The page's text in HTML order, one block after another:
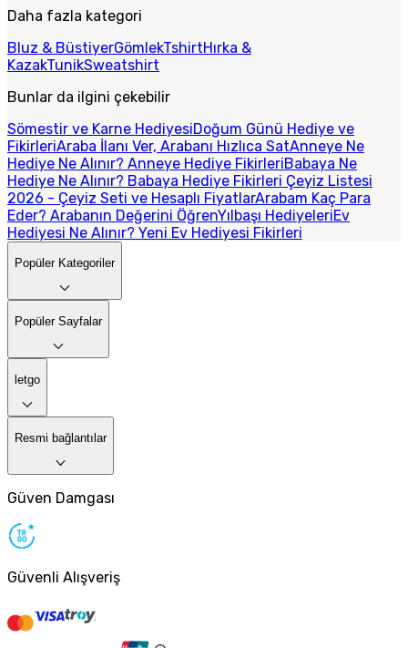
Daha fazla kategori
Bluz & BüstiyerGömlekTshirtHırka &
KazakTunikSweatshirt
Bunlar da ilgini çekebilir
Sömestir ve Karne HediyesiDoğum Günü Hediye ve
FikirleriAraba İlanı Ver, Arabanı Hızlıca SatAnneye Ne
Hediye Ne Alınır? Anneye Hediye FikirleriBabaya Ne
Hediye Ne Alınır? Babaya Hediye Fikirleri Çeyiz Listesi
2026 - Çeyiz Seti ve Hesaplı FiyatlarArabam Kaç Para
Eder? Arabanın Değerini ÖğrenYılbaşı HediyeleriEv
Hediyesi Ne Alınır? Yeni Ev Hediyesi Fikirleri
Popüler Kategoriler
Popüler Sayfalar
letgo
Resmi bağlantılar
Güven Damgası
Güvenli Alışveriş